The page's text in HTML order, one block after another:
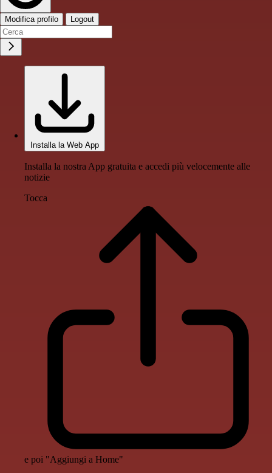
Modifica profilo Logout
Installa la Web App
Installa la nostra App gratuita e accedi più velocemente alle
notizie
Tocca
e poi "Aggiungi a Home"